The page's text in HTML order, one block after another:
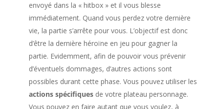
envoyé dans la « hitbox » et il vous blesse
immédiatement. Quand vous perdez votre dernière
vie, la partie s’arrête pour vous. L’objectif est donc
d’être la dernière héroïne en jeu pour gagner la
partie. Evidemment, afin de pouvoir vous prévenir
d’éventuels dommages, d’autres actions sont
possibles durant cette phase. Vous pouvez utiliser les
actions spécifiquesde votre plateau personnage.
Vous pouvez en faire autant que vous voulez, à